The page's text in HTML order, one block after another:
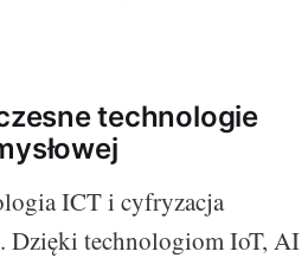
technologie
ICT i cyfryzacja
Dzięki technologiom IoT, AI